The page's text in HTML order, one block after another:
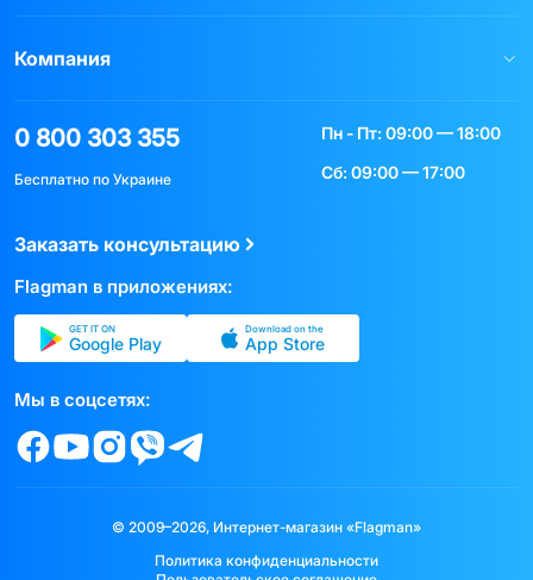
Компания
0 800 303 355
Бесплатно по Украине
Пн - Пт: 09:00 — 18:00
Сб: 09:00 — 17:00
Заказать консультацию
Flagman в приложениях:
GET IT ON
Google Play
Download on the
App Store
Мы в соцсетях:
© 2009–2026, Интернет-магазин «Flagman»
Политика конфиденциальности